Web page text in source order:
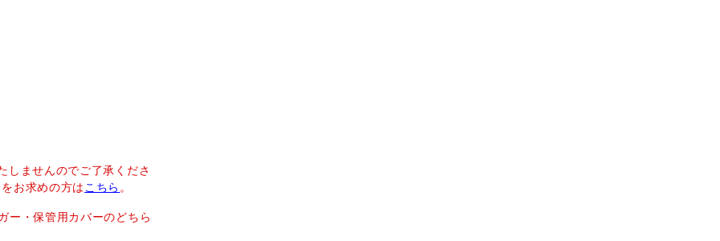
しませんのでご了承くださ
お求めの方は こちら 。
ー・保管用カバーのどちら